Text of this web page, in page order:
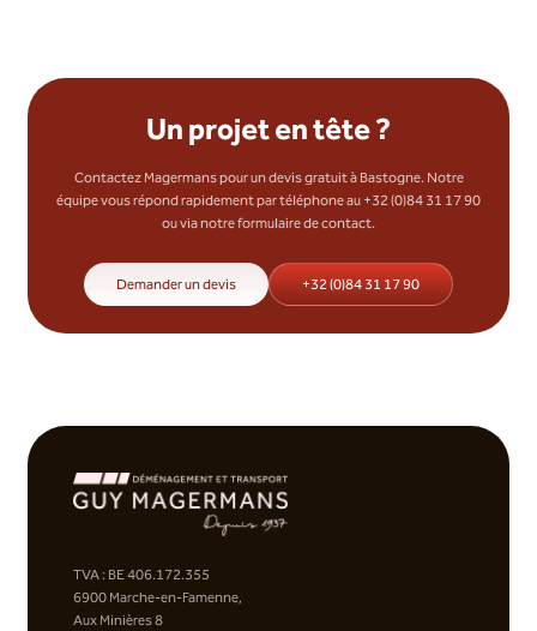
Un projet en tête ?
Contactez Magermans pour un devis gratuit à Bastogne. Notre
équipe vous répond rapidement par téléphone au +32 (0)84 31 17 90
ou via notre formulaire de contact.
Demander un devis +32 (0)84 31 17 90
TVA : BE 406.172.355
6900 Marche-en-Famenne,
Aux Minières 8